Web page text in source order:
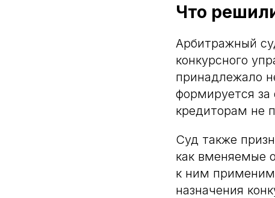
Что
Арбитражный
конкурсного
принадлежало
формируется за
кредиторам не
Суд также
как вменяемые
к ним применим
назначения